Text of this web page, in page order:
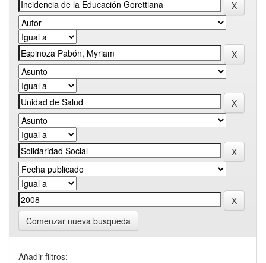
Comenzar nueva busqueda
Añadir filtros: